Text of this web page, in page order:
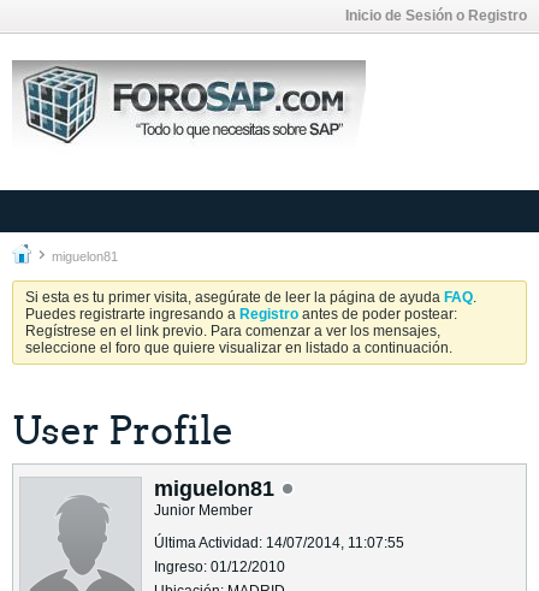
Inicio de Sesión o Registro
miguelon81
Si esta es tu primer visita, asegúrate de leer la página de ayuda FAQ.
Puedes registrarte ingresando a Registro antes de poder postear:
Regístrese en el link previo. Para comenzar a ver los mensajes,
seleccione el foro que quiere visualizar en listado a continuación.
User Profile
miguelon81
Junior Member
Última Actividad: 14/07/2014, 11:07:55
Ingreso: 01/12/2010